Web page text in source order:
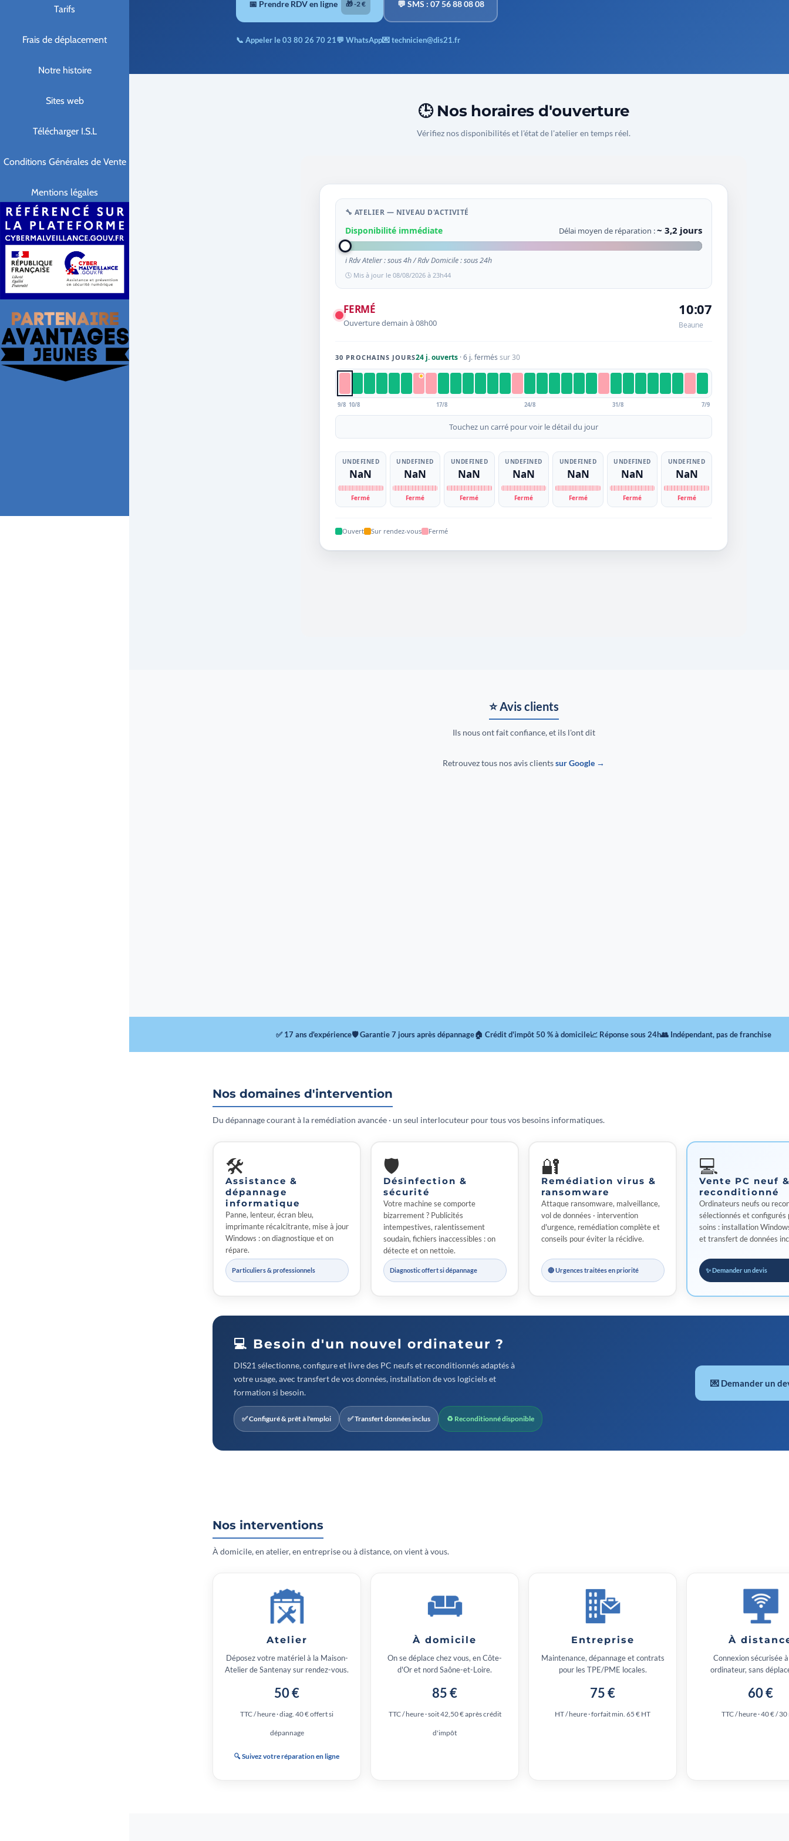
Tarifs
Frais de déplacement
Notre histoire
Sites web
Télécharger I.S.L
Conditions Générales de Vente
Mentions légales
📅 Prendre RDV en ligne 🎁 -2 € 💬 SMS : 07 56 88 08 08
📞 Appeler le 03 80 26 70 21💬 WhatsApp💌 technicien@dis21.fr
🕒 Nos horaires d'ouverture
Vérifiez nos disponibilités et l'état de l'atelier en temps réel.
⭐ Avis clients
Ils nous ont fait confiance, et ils l'ont dit
Retrouvez tous nos avis clientssur Google →
✅ 17 ans d'expérience🛡 Garantie 7 jours après dépannage🏠 Crédit d'impôt 50 % à domicile📈 Réponse sous 24h👥 Indépendant, pas de franchise
Nos domaines d'intervention
Du dépannage courant à la remédiation avancée · un seul interlocuteur pour tous vos besoins informatiques.
🛠
Assistance &
dépannage
informatique
Panne, lenteur, écran bleu,
imprimante récalcitrante, mise à jour
Windows : on diagnostique et on
répare.
Particuliers & professionnels
🛡
Désinfection &
sécurité
Votre machine se comporte
bizarrement ? Publicités
intempestives, ralentissement
soudain, fichiers inaccessibles : on
détecte et on nettoie.
Diagnostic offert si dépannage
🔐
Remédiation virus &
ransomware
Attaque ransomware, malveillance,
vol de données · intervention
d'urgence, remédiation complète et
conseils pour éviter la récidive.
🔴 Urgences traitées en priorité
💻
Vente PC neuf
reconditionné
Ordinateurs neufs ou
sélectionnés et configurés
soins : installation
et transfert de données
✨ Demander un devis
💻 Besoin d'un nouvel ordinateur ?
DIS21 sélectionne, configure et livre des PC neufs et reconditionnés adaptés à
votre usage, avec transfert de vos données, installation de vos logiciels et
formation si besoin.
✅ Configuré & prêt à l'emploi ✅ Transfert données inclus ♻ Reconditionné disponible
💌 Demander un
Nos interventions
À domicile, en atelier, en entreprise ou à distance, on vient à vous.
Atelier
Déposez votre matériel à la Maison-
Atelier de Santenay sur rendez-vous.
50 €
TTC / heure · diag. 40 € offert si
dépannage
🔍 Suivez votre réparation en ligne
À domicile
On se déplace chez vous, en Côte-
d'Or et nord Saône-et-Loire.
85 €
TTC / heure · soit 42,50 € après crédit
d'impôt
Entreprise
Maintenance, dépannage et contrats
pour les TPE/PME locales.
75 €
HT / heure · forfait min. 65 € HT
À
Connexion sécurisée
ordinateur, sans
60 €
TTC / heure · 40 € /